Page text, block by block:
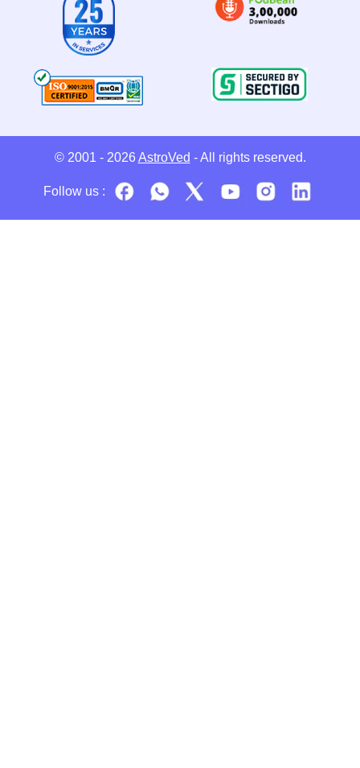
© 2001 - 2026 AstroVed - All rights reserved.
Follow us :